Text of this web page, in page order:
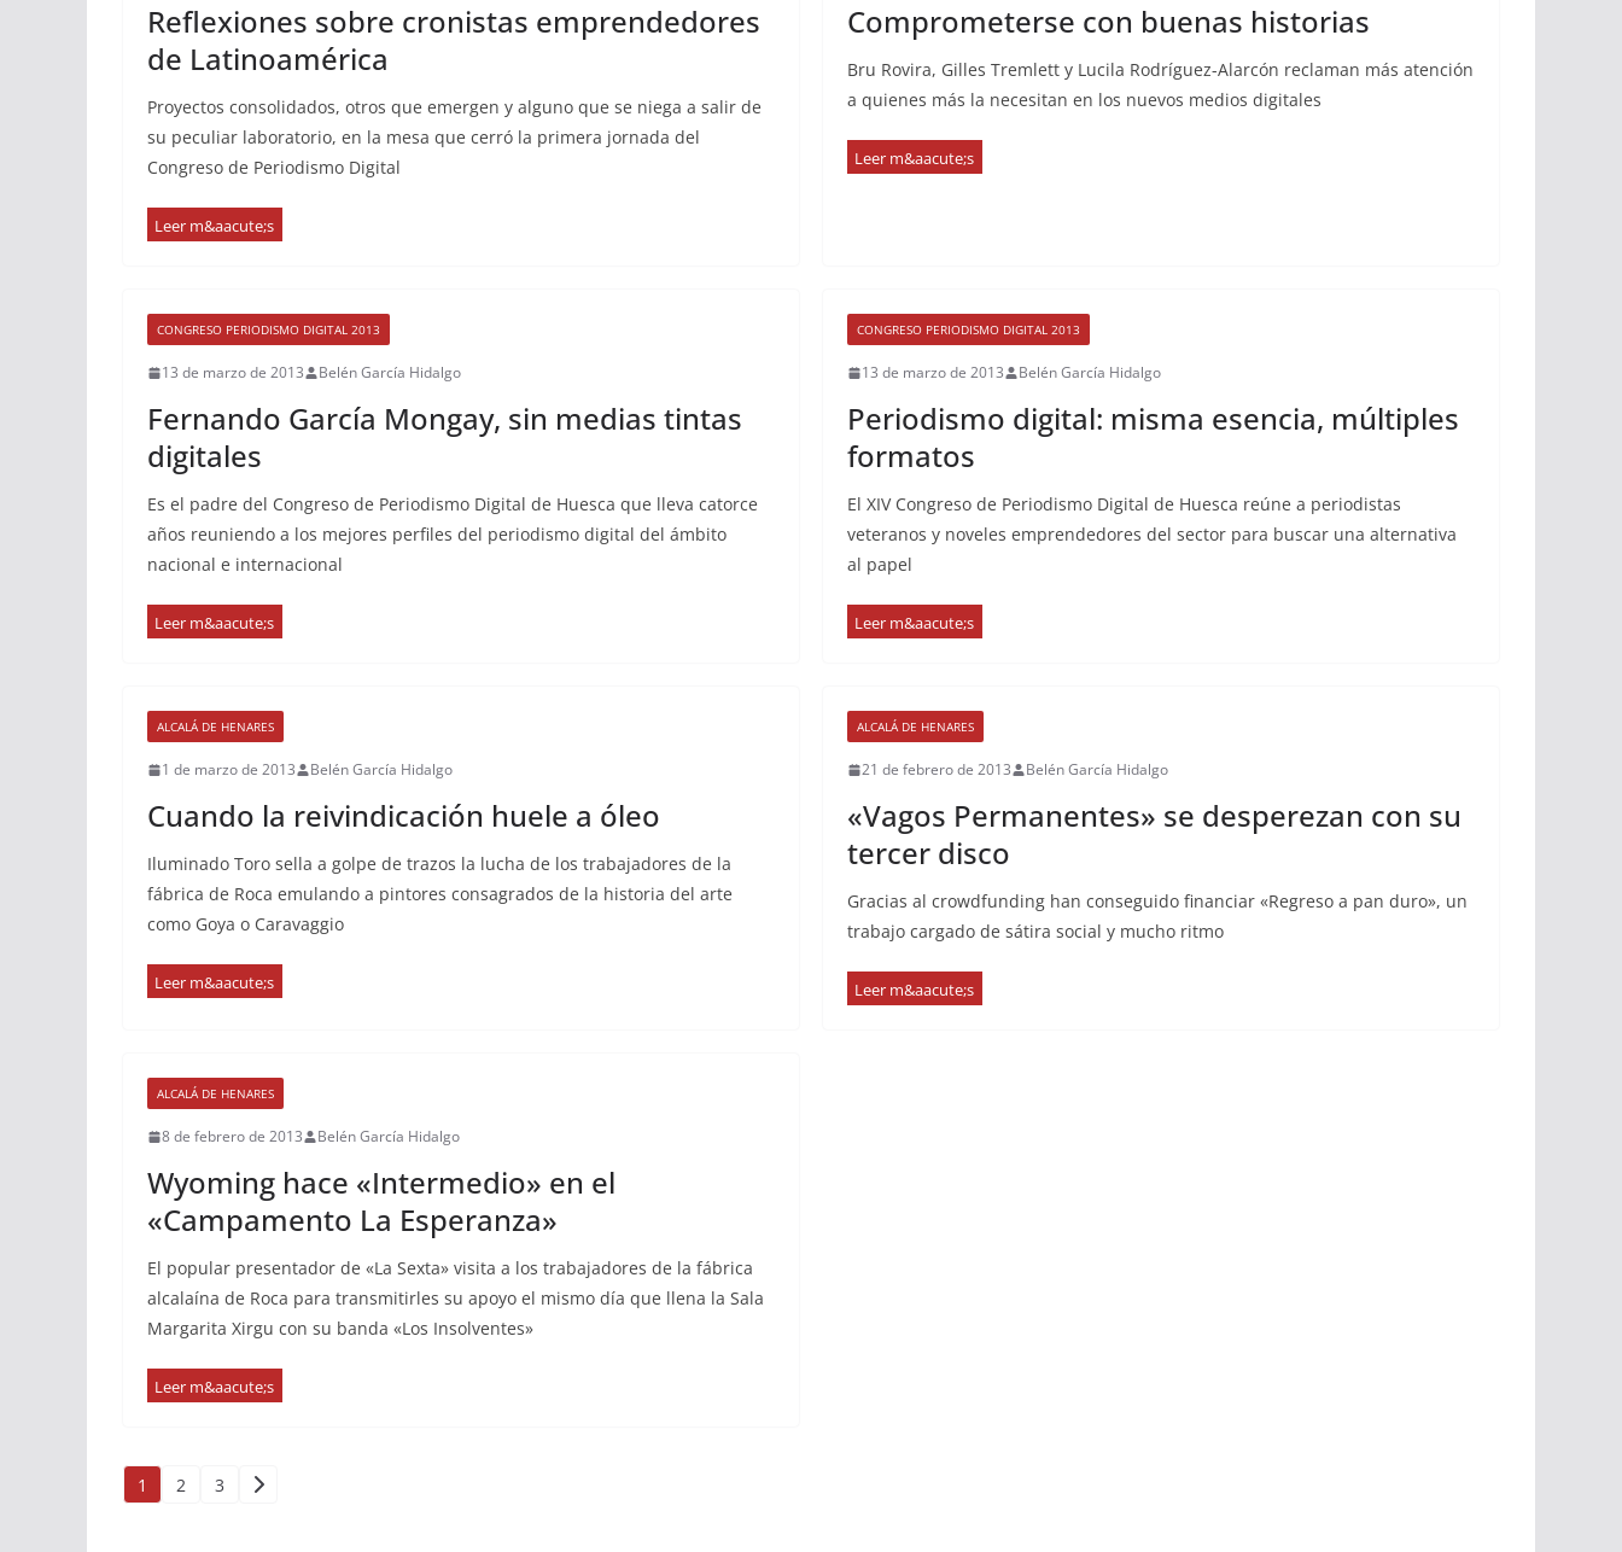
Reflexiones sobre cronistas emprendedores
de Latinoamérica
Proyectos consolidados, otros que emergen y alguno que se niega a salir de
su peculiar laboratorio, en la mesa que cerró la primera jornada del
Congreso de Periodismo Digital
Comprometerse con buenas historias
Bru Rovira, Gilles Tremlett y Lucila Rodríguez-Alarcón reclaman más atención
a quienes más la necesitan en los nuevos medios digitales
CONGRESO PERIODISMO DIGITAL 2013
13 de marzo de 2013 Belén García Hidalgo
Fernando García Mongay, sin medias tintas
digitales
Es el padre del Congreso de Periodismo Digital de Huesca que lleva catorce
años reuniendo a los mejores perfiles del periodismo digital del ámbito
nacional e internacional
CONGRESO PERIODISMO DIGITAL 2013
13 de marzo de 2013 Belén García Hidalgo
Periodismo digital: misma esencia, múltiples
formatos
El XIV Congreso de Periodismo Digital de Huesca reúne a periodistas
veteranos y noveles emprendedores del sector para buscar una alternativa
al papel
ALCALÁ DE HENARES
1 de marzo de 2013 Belén García Hidalgo
Cuando la reivindicación huele a óleo
Iluminado Toro sella a golpe de trazos la lucha de los trabajadores de la
fábrica de Roca emulando a pintores consagrados de la historia del arte
como Goya o Caravaggio
ALCALÁ DE HENARES
21 de febrero de 2013 Belén García Hidalgo
«Vagos Permanentes» se desperezan con su
tercer disco
Gracias al crowdfunding han conseguido financiar «Regreso a pan duro», un
trabajo cargado de sátira social y mucho ritmo
ALCALÁ DE HENARES
8 de febrero de 2013 Belén García Hidalgo
Wyoming hace «Intermedio» en el
«Campamento La Esperanza»
El popular presentador de «La Sexta» visita a los trabajadores de la fábrica
alcalaína de Roca para transmitirles su apoyo el mismo día que llena la Sala
Margarita Xirgu con su banda «Los Insolventes»
Paginación
1 2 3